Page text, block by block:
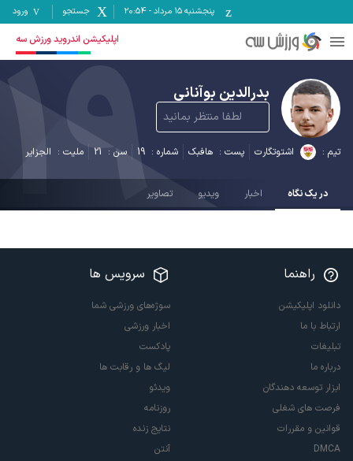
پنجشنبه ۱۵ مرداد -
20:54 جستجو ورود
اپلیکیشن اندروید ورزش سه
بدرالدین بوآنانی
لطفا منتظر بمانید
تیم : اشتوتگارت پست : هافبک شماره : 19 سن : 21 ملیت : الجزایر
19 در یک نگاه اخبار ویدیو تصاویر
راهنما
دانلود اپلیکیشن
ارتباط با ما
تبلیغات
درباره ما
ابزار توسعه دهندگان
فرصت های شغلی
قوانین و مقررات
DMCA
سرویس ها
سوژه‌های ورزشی شما
اخبار ورزشی
پادکست
لیگ ها و رقابت ها
ویدئو
روزنامه
نتایج زنده
آنتن